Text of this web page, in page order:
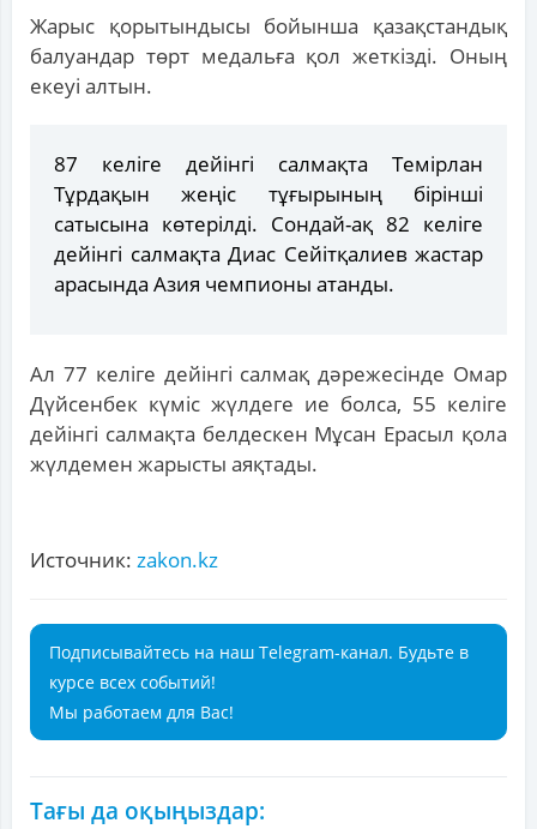
Жарыс қорытындысы бойынша қазақстандық
балуандар төрт медальға қол жеткізді. Оның
екеуі алтын.
87 келіге дейінгі салмақта Темірлан
Тұрдақын жеңіс тұғырының бірінші
сатысына көтерілді. Сондай-ақ 82 келіге
дейінгі салмақта Диас Сейітқалиев жастар
арасында Азия чемпионы атанды.
Ал 77 келіге дейінгі салмақ дәрежесінде Омар
Дүйсенбек күміс жүлдеге ие болса, 55 келіге
дейінгі салмақта белдескен Мұсан Ерасыл қола
жүлдемен жарысты аяқтады.
Источник: zakon.kz
Подписывайтесь на наш Telegram-канал. Будьте в
курсе всех событий!
Мы работаем для Вас!
Тағы да оқыңыздар: